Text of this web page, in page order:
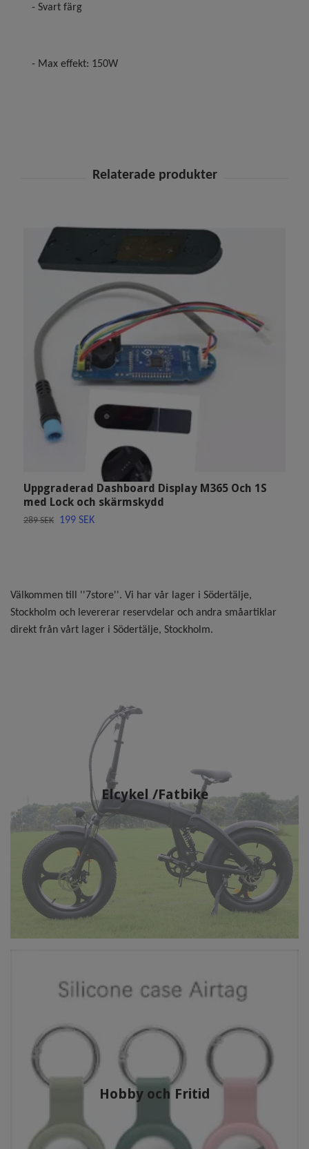
Välkommen till ''7store''. Vi har vår lager i Södertälje,
Stockholm och levererar reservdelar och andra småartiklar
direkt från vårt lager i Södertälje, Stockholm.
Elcykel /Fatbike
Hobby och Fritid
- Svart färg
- Max effekt: 150W
Uppgraderad Dashboard Display M365 Och 1S
med Lock och skärmskydd
289 SEK 199 SEK